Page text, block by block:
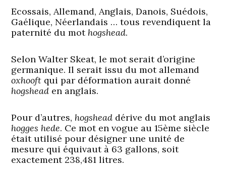
Ecossais, Allemand, Anglais, Danois, Suédois,
Gaélique, Néerlandais … tous revendiquent la
paternité du mot hogshead.
Selon Walter Skeat, le mot serait d’origine
germanique. Il serait issu du mot allemand
oxhooft qui par déformation aurait donné
hogshead en anglais.
Pour d’autres, hogshead dérive du mot anglais
hogges hede. Ce mot en vogue au 15ème siècle
était utilisé pour désigner une unité de
mesure qui équivaut à 63 gallons, soit
exactement 238,481 litres.